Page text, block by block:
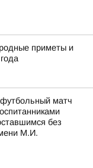
приметы и
матч
без
М.И.